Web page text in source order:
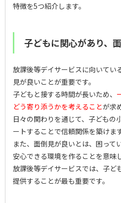
特徴を5つ紹介します。
子どもに関心があり、
放課後等デイサービスに向いてい
見が良いことが重要です。
子どもと接する時間が長いため、
どう寄り添うかを考えることが求
日々の関わりを通じて、子どもの
ートすることで信頼関係を築けます
また、面倒見が良いとは、困って
安心できる環境を作ることを意味
放課後等デイサービスでは、子ど
提供することが最も重要です。